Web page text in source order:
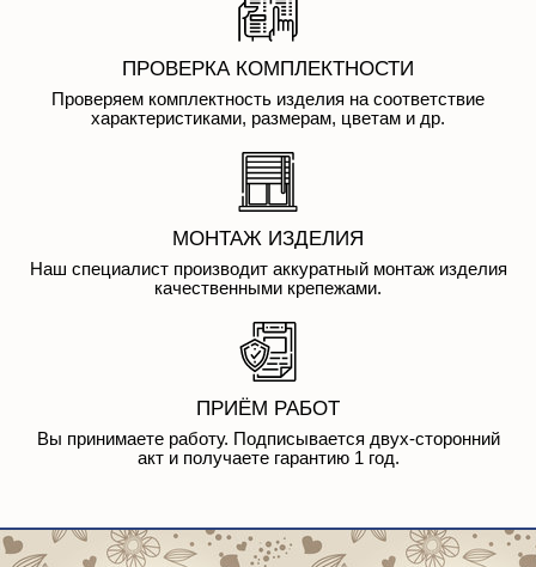
ПРОВЕРКА КОМПЛЕКТНОСТИ
Проверяем комплектность изделия на соответствие
характеристиками, размерам, цветам и др.
МОНТАЖ ИЗДЕЛИЯ
Наш специалист производит аккуратный монтаж изделия
качественными крепежами.
ПРИЁМ РАБОТ
Вы принимаете работу. Подписывается двух-сторонний
акт и получаете гарантию 1 год.